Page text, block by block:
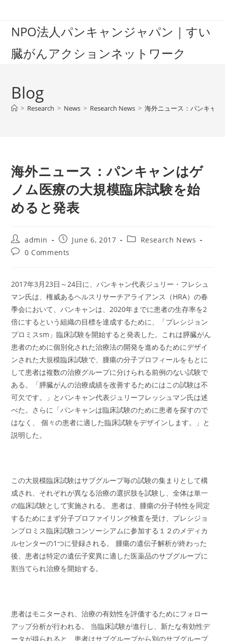
contentNPO法人パンキャンジャパン｜すい
臓がんアクションネットワーク
Blog
> Research > News > Research News > 海外ニュース：パンキャ
海外ニュース：パンキャンはゲ
ノム医療の大規模臨床試験を始
めると発表
Post
author:
admin
Post
published:
June 6, 2017
PostResearch News
Post0 Comments
2017年3月23日～24日に、パンキャン代表ジュリー・フレシュ
マン氏は、権威あるヘルスリサーチアライアンス（HRA）の春
季会において、パンキャンは、2020年までに患者の生存率を2
倍にするという組織の目標を達成するために、「プレシジョン
プロミスsm」臨床試験を開始すると発表した。これは膵臓がん
患者のために個別化された治療法の開発を進めるためにデザイ
ンされた大規模臨床試験で、腫瘍の分子プロフィールをもとに
して患者は複数の治療グループに分けられる前例のない試験で
ある。「膵臓がんの治療成績を改善するためにはこの試験は不
可欠です。」とパンキャン代表ジュリーフレッシュマン氏は述
べた。さらに「パンキャンは臨床試験のために患者を探すので
はなく、 個々の患者に適した臨床試験をデザインします。」と
説明した。
この大規模臨床試験はサブグループ毎の試験の集まりとして構
成され、それぞれが異なる治療の選択肢を試験し、全体は単一
の臨床試験として実施される。 患者は、腫瘍の分子特性を同定
するためにまず分子プロファイリング検査を受け、プレシジョ
ンプロミス臨床試験コンソーシアムに参加する１２のメディカ
ルセンターの1つに登録される。 腫瘍の遺伝子解析が終わった
後、患者は特定の遺伝子変異に適した医薬品のサブグループに
割当てられ治療を開始する。
患者はモニターされ、治療の有効性を評価するためにフォロー
アップ分析が行われる。 当臨床試験が進行し、新たな有効性デ
ータが得られると、患者はサブグループから別のサブグループ